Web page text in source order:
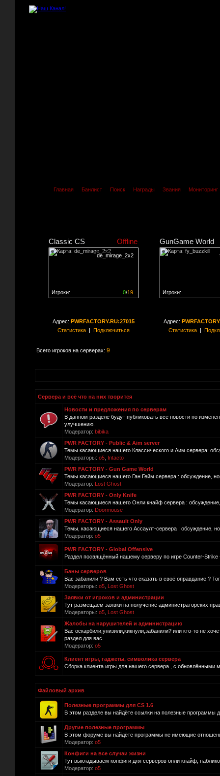
Главная Банлист Поиск Награды Звания Мониторинг
Classic CS Offline
de_mirage_2x2
0/19
Игроки:
GunGame World
Игроки:
Адрес: PWRFACTORY.RU:27015
Статистика| Подключиться
Адрес:
Статистика|
Всего игроков на серверах: 9
Сервера и всё что на них творится
Новости и предложения по серверам
В данном разделе будут публиковать все новости по
улучшению.
Модератор: bibika
PWR FACTORY - Public & Aim server
Темы касающиеся нашего Классического и Аим сервера:
Модераторы: o5 Intacto
PWR FACTORY - Gun Game World
Темы касающиеся нашего Ган Гейм сервера : обсуждение,
Модератор: Lost Ghost
PWR FACTORY - Only Knife
Темы касающиеся нашего Онли кнайф сервера : обсуждение,
Модератор: Doormouse
PWR FACTORY - Assault Only
Темы, касающиеся нашего Ассаулт-сервера : обсуждение,
Модератор: o5
PWR FACTORY - Global Offensive
Раздел посвящённый нашему серверу по игре Counter-Strike
Баны серверов
Вас забанили ? Вам есть что сказать в своё оправдание ?
Модераторы: o5 Lost Ghost
Заявки от игроков и администрации
Тут размещаем заявки на получение администраторских
Модераторы: o5 Lost Ghost
Жалобы на нарушителей и администрацию
Вас оскарбили,унизили,кикнули,забанили? или кто-то не
раздел для вас.
Модератор: o5
Клиент игры, гаджеты, символика сервера
Сборка клиента игры для нашего сервера , с обновлёнными
Файловый архив
Полезные программы для CS 1.6
В этом разделе вы найдёте ссылки на полезные программы
Другие полезные программы
В этом форуме вы найдёте программы не имеющие
Модератор: o5
Конфиги на все случаи жизни
Тут выкладываем конфиги для серверов онли кнайф,
Модератор: o5